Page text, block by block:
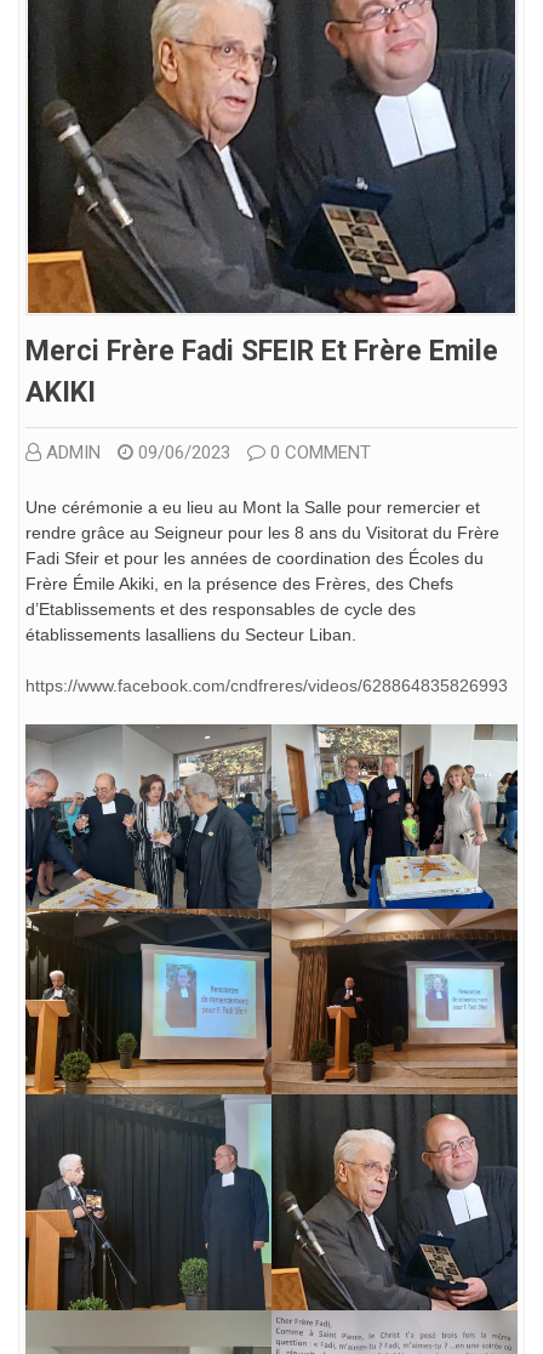
Merci Frère Fadi SFEIR Et Frère Emile
AKIKI
ADMIN 09/06/2023 0 COMMENT
Une cérémonie a eu lieu au Mont la Salle pour remercier et
rendre grâce au Seigneur pour les 8 ans du Visitorat du Frère
Fadi Sfeir et pour les années de coordination des Écoles du
Frère Émile Akiki, en la présence des Frères, des Chefs
d’Etablissements et des responsables de cycle des
établissements lasalliens du Secteur Liban.
https://www.facebook.com/cndfreres/videos/628864835826993